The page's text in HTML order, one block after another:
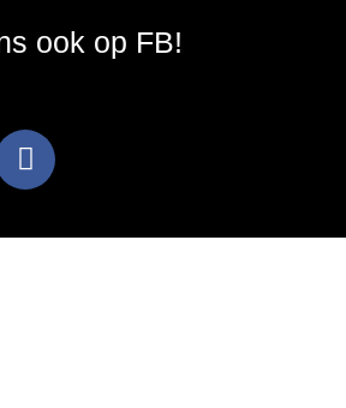
ook op FB!
F
a
e